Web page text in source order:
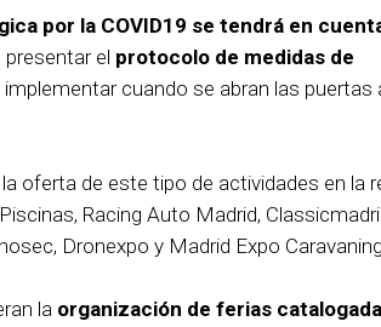
por la COVID19 se tendrá en
el protocolo de medidas de
implementar cuando se abran las puertas
la oferta de este tipo de actividades en la
Racing Auto Madrid,
Dronexpo y Madrid Expo
la organización de ferias